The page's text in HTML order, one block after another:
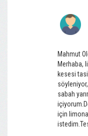
Mahmut
Merhaba,
kesesi
sabah
için